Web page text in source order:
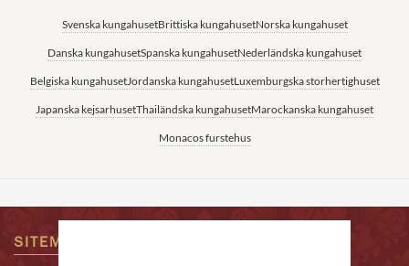
Svenska kungahusetBrittiska kungahusetNorska kungahuset
Danska kungahusetSpanska kungahusetNederländska kungahuset
Belgiska kungahusetJordanska kungahusetLuxemburgska storhertighuset
Japanska kejsarhusetThailändska kungahusetMarockanska kungahuset
Monacos furstehus
SITEMAP